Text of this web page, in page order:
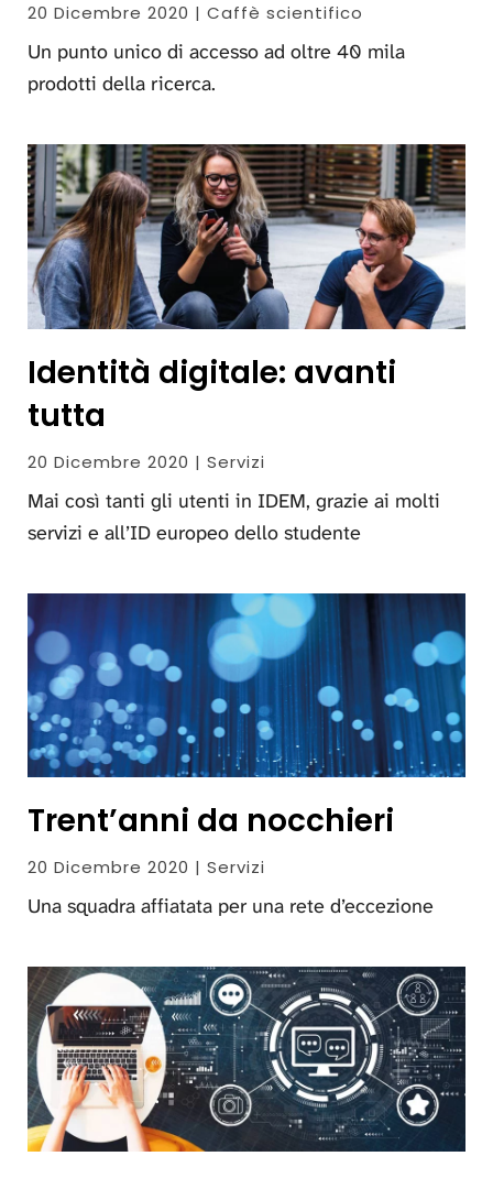
20 Dicembre 2020 | Caffè scientifico
Un punto unico di accesso ad oltre 40 mila
prodotti della ricerca.
Identità digitale: avanti
tutta
20 Dicembre 2020 | Servizi
Mai così tanti gli utenti in IDEM, grazie ai molti
servizi e all’ID europeo dello studente
Trent’anni da nocchieri
20 Dicembre 2020 | Servizi
Una squadra affiatata per una rete d’eccezione